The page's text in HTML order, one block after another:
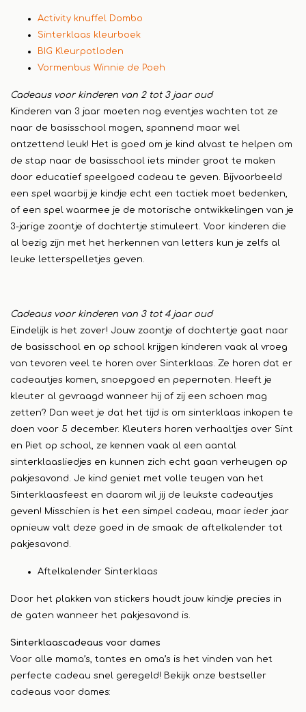
Activity knuffel Dombo
Sinterklaas kleurboek
BIG Kleurpotloden
Vormenbus Winnie de Poeh
Cadeaus voor kinderen van 2 tot 3 jaar oud
Kinderen van 3 jaar moeten nog eventjes wachten tot ze
naar de basisschool mogen, spannend maar wel
ontzettend leuk! Het is goed om je kind alvast te helpen om
de stap naar de basisschool iets minder groot te maken
door educatief speelgoed cadeau te geven. Bijvoorbeeld
een spel waarbij je kindje echt een tactiek moet bedenken,
of een spel waarmee je de motorische ontwikkelingen van je
3-jarige zoontje of dochtertje stimuleert. Voor kinderen die
al bezig zijn met het herkennen van letters kun je zelfs al
leuke letterspelletjes geven.
Cadeaus voor kinderen van 3 tot 4 jaar oud
Eindelijk is het zover! Jouw zoontje of dochtertje gaat naar
de basisschool en op school krijgen kinderen vaak al vroeg
van tevoren veel te horen over Sinterklaas. Ze horen dat er
cadeautjes komen, snoepgoed en pepernoten. Heeft je
kleuter al gevraagd wanneer hij of zij een schoen mag
zetten? Dan weet je dat het tijd is om sinterklaas inkopen te
doen voor 5 december. Kleuters horen verhaaltjes over Sint
en Piet op school, ze kennen vaak al een aantal
sinterklaasliedjes en kunnen zich echt gaan verheugen op
pakjesavond. Je kind geniet met volle teugen van het
Sinterklaasfeest en daarom wil jij de leukste cadeautjes
geven! Misschien is het een simpel cadeau, maar ieder jaar
opnieuw valt deze goed in de smaak: de aftelkalender tot
pakjesavond.
Aftelkalender Sinterklaas
Door het plakken van stickers houdt jouw kindje precies in
de gaten wanneer het pakjesavond is.
Sinterklaascadeaus voor dames
Voor alle mama’s, tantes en oma’s is het vinden van het
perfecte cadeau snel geregeld! Bekijk onze bestseller
cadeaus voor dames: